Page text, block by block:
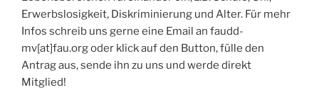
Erwerbslosigkeit, Diskriminierung und Alter. Für mehr
Infos schreib uns gerne eine Email an faudd-
mv[at]fau.org oder klick auf den Button, fülle den
Antrag aus, sende ihn zu uns und werde direkt
Mitglied!